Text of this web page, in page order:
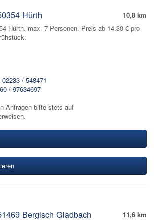
10,8 km
Hürth
Hürth. max. 7 Personen. Preis ab 14.30 € pro
02233 / 548471
/ 97634697
Anfragen bitte stets auf
11,6 km
Bergisch Gladbach